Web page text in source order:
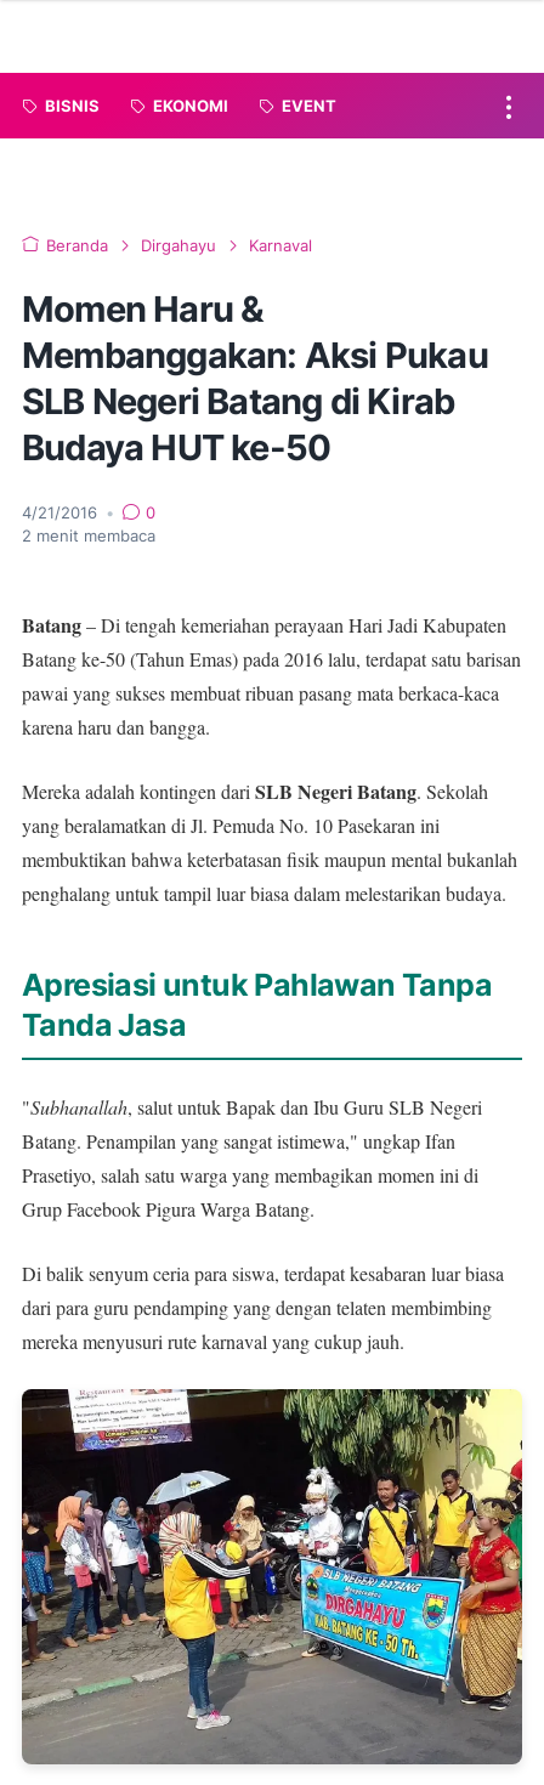
BISNIS EKONOMI EVENT
Beranda Dirgahayu Karnaval
Momen Haru &
Membanggakan: Aksi Pukau
SLB Negeri Batang di Kirab
Budaya HUT ke-50
4/21/2016 •
0
2 menit membaca
Batang– Di tengah kemeriahan perayaan Hari Jadi Kabupaten
Batang ke-50 (Tahun Emas) pada 2016 lalu, terdapat satu barisan
pawai yang sukses membuat ribuan pasang mata berkaca-kaca
karena haru dan bangga.
Mereka adalah kontingen dari SLB Negeri Batang. Sekolah
yang beralamatkan di Jl. Pemuda No. 10 Pasekaran ini
membuktikan bahwa keterbatasan fisik maupun mental bukanlah
penghalang untuk tampil luar biasa dalam melestarikan budaya.
Apresiasi untuk Pahlawan Tanpa
Tanda Jasa
"Subhanallah, salut untuk Bapak dan Ibu Guru SLB Negeri
Batang. Penampilan yang sangat istimewa," ungkap Ifan
Prasetiyo, salah satu warga yang membagikan momen ini di
Grup Facebook Pigura Warga Batang.
Di balik senyum ceria para siswa, terdapat kesabaran luar biasa
dari para guru pendamping yang dengan telaten membimbing
mereka menyusuri rute karnaval yang cukup jauh.